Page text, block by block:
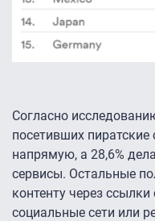
Согласно
посетивших
напрямую, а 28,6%
сервисы. Остальные
контенту через ссылки
социальные сети или